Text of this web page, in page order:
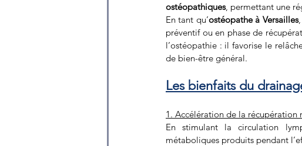
ostéopathiques, permettant une
En tant qu’ostéopathe à Versailles
préventif ou en phase de
l’ostéopathie : il favorise le
de bien-être général.
Les bienfaits du
1. Accélération de la récupération
En stimulant la circulation
métaboliques produits pendant